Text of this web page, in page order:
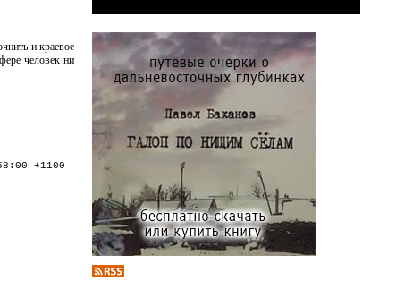
и краевое
человек ни
+1100